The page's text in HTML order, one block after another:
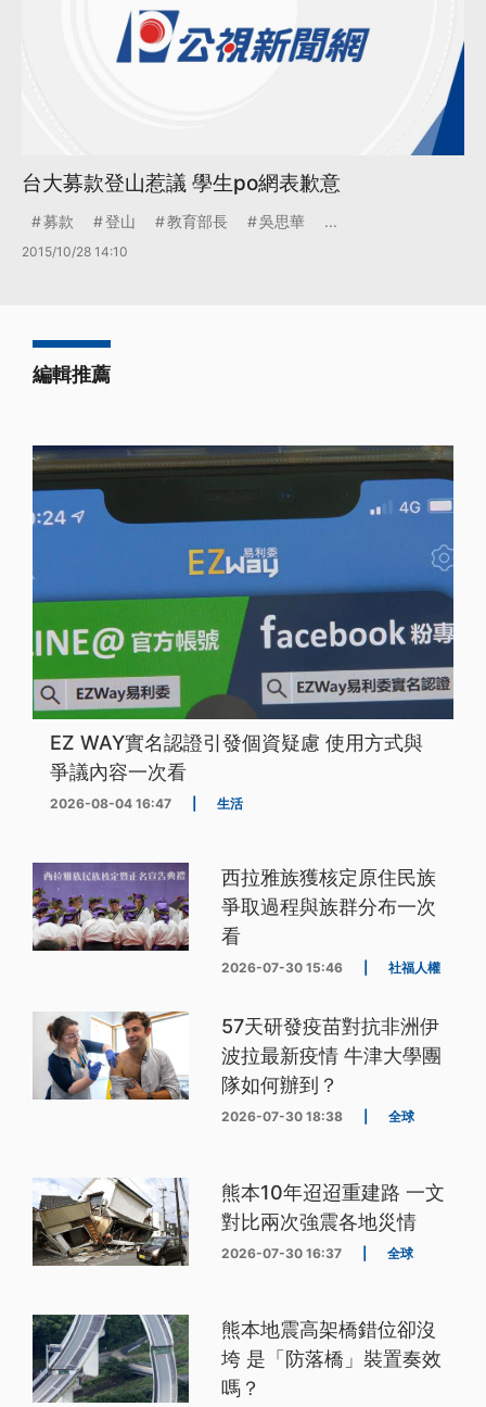
台大募款登山惹議 學生po網表歉意
募款 登山 教育部長 吳思華 ...
2015/10/28 14:10
編輯推薦
EZ WAY實名認證引發個資疑慮 使用方式與
爭議內容一次看
2026-08-04 16:47 生活
西拉雅族獲核定原住民族
爭取過程與族群分布一次
看
2026-07-30 15:46 社福人權
57天研發疫苗對抗非洲伊
波拉最新疫情 牛津大學團
隊如何辦到？
2026-07-30 18:38 全球
熊本10年迢迢重建路 一文
對比兩次強震各地災情
2026-07-30 16:37 全球
熊本地震高架橋錯位卻沒
垮 是「防落橋」裝置奏效
嗎？